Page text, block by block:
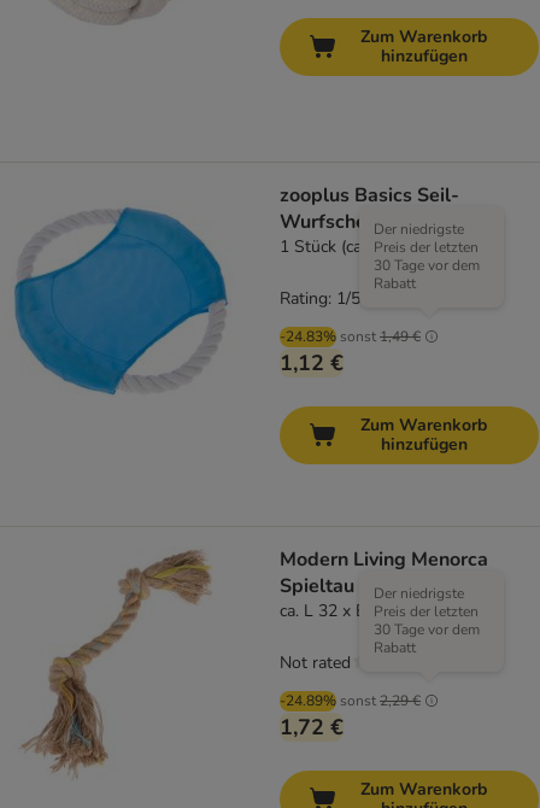
Zum Warenkorb
hinzufügen
zooplus Basics Seil-
Wurfscheibe
1 Stück (ca. Ø 20 cm)
-24.83% sonst1,49 €
Der niedrigste
Preis der letzten
30 Tage vor dem
Rabatt
1,12 €
Rating: 1/5
Zum Warenkorb
hinzufügen
Modern Living Menorca
Spieltau
ca. L 32 x B 5 x H 5 cm
-24.89% sonst2,29 €
Der niedrigste
Preis der letzten
30 Tage vor dem
Rabatt
1,72 €
Not rated
Zum Warenkorb